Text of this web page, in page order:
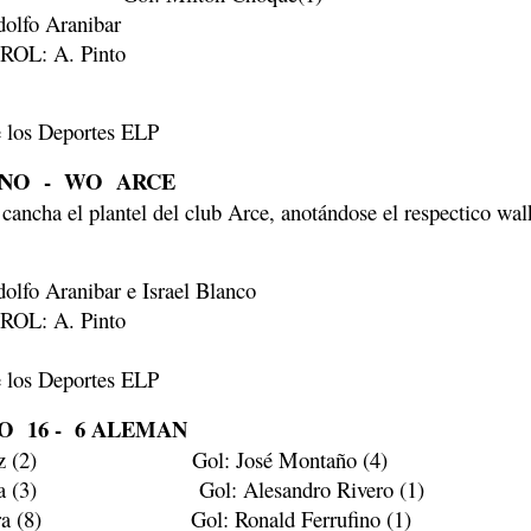
Aranibar
A. Pinto
los Deportes ELP
- WO ARCE
el plantel del club Arce, anotándose el respectico
Aranibar e Israel Blanco
A. Pinto
los Deportes ELP
16 - 6 ALEMAN
(2)
Gol: José Montaño (4)
(3)
Gol: Alesandro Rivero (1)
(8)
Gol: Ronald Ferrufino (1)